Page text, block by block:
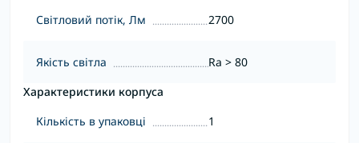
Світловий потік, Лм 2700
Якість світла
Ra > 80
Характеристики корпуса
Кількість в упаковці
1